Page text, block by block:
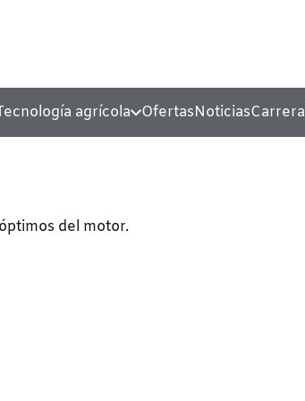
agrícola OfertasNoticiasCarrera
del motor.